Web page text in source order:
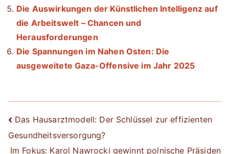
Die Auswirkungen der Künstlichen Intelligenz auf
die Arbeitswelt – Chancen und
Herausforderungen
Die Spannungen im Nahen Osten: Die
ausgeweitete Gaza-Offensive im Jahr 2025
Beitrags-
Navigation
Das Hausarztmodell: Der Schlüssel zur effizienten
Gesundheitsversorgung?
Im Fokus: Karol Nawrocki gewinnt polnische Präsiden